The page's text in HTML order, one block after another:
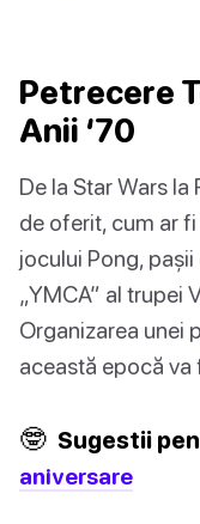
Petrecere
Anii ‘70
De la Star Wars la
de oferit, cum ar
jocului Pong, pașii
„YMCA” al trupei
Organizarea unei
această epocă va
🤓 Sugestii
aniversare